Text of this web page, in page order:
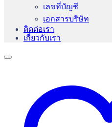
เลขที่บัญชี
เอกสารบริษัท
ติดต่อเรา
เกี่ยวกับเรา